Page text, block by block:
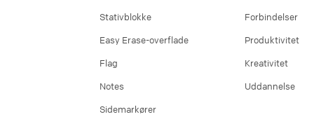
Stativblokke
Easy Erase-overflade
Flag
Notes
Sidemarkører
Forbindelser
Produktivitet
Kreativitet
Uddannelse